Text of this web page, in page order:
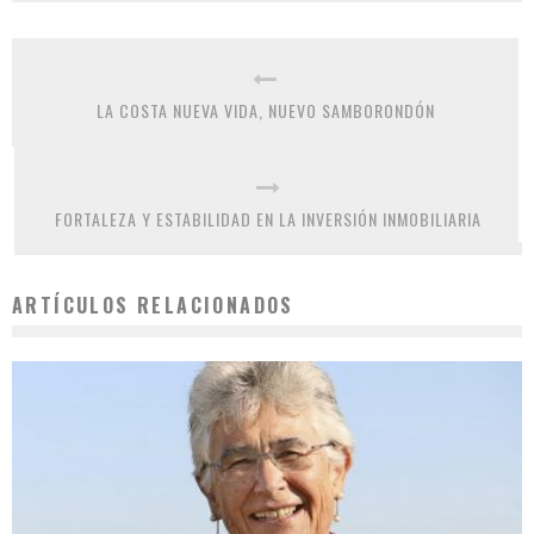
LA COSTA NUEVA VIDA, NUEVO SAMBORONDÓN
FORTALEZA Y ESTABILIDAD EN LA INVERSIÓN INMOBILIARIA
ARTÍCULOS RELACIONADOS